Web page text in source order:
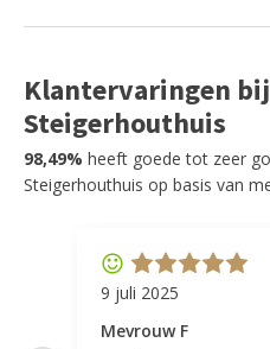
Klantervaringen
Steigerhouthuis
98,49% heeft goede tot zeer
Steigerhouthuis op basis van
9 juli 2025
Mevrouw F